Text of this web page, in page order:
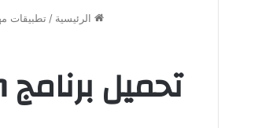
الرئيسية / تطبيقات